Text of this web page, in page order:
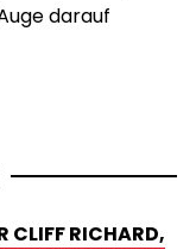
darauf
CLIFF RICHARD,